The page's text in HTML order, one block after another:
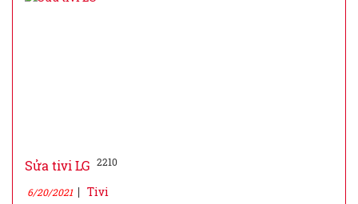
Sửa tivi LG 2210
6/20/2021| Tivi